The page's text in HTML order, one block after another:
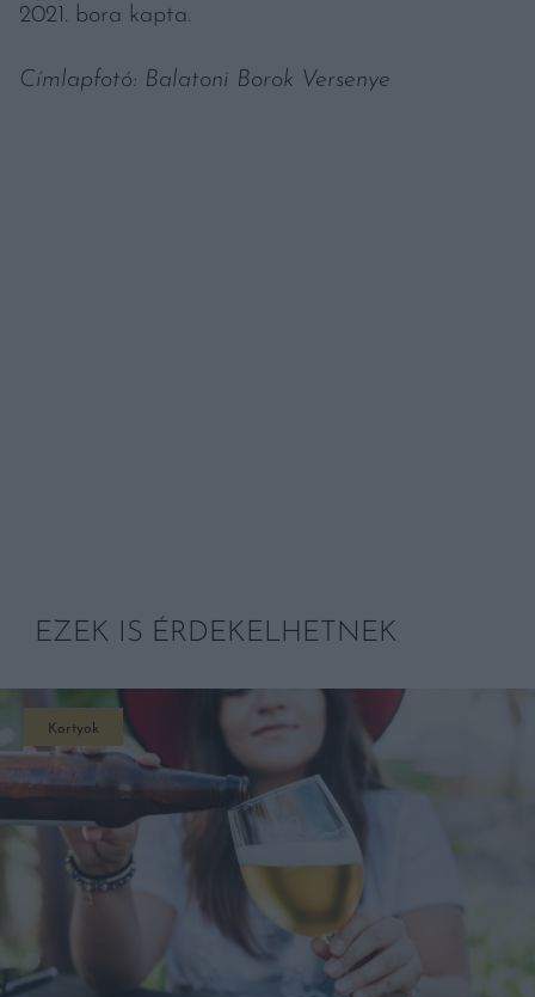
2021. bora kapta.
Címlapfotó: Balatoni Borok Versenye
EZEK IS ÉRDEKELHETNEK
Kortyok